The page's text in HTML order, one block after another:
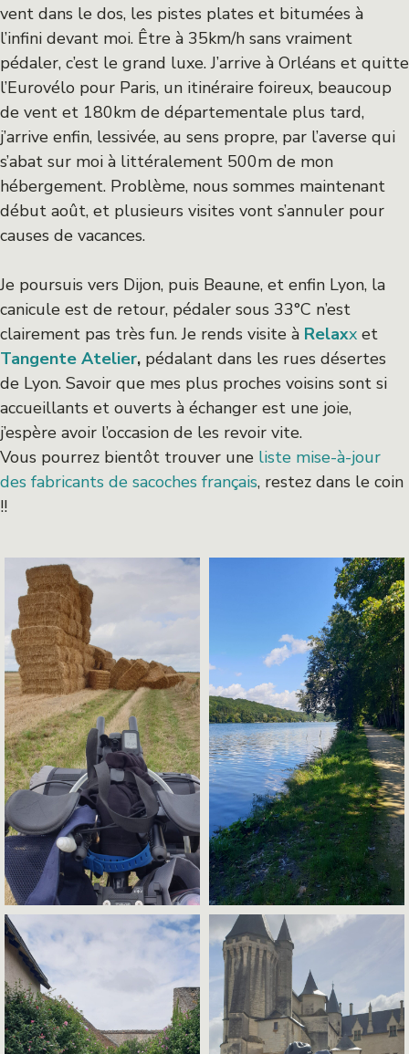
vent dans le dos, les pistes plates et bitumées à
l’infini devant moi. Être à 35km/h sans vraiment
pédaler, c’est le grand luxe. J’arrive à Orléans et quitte
l’Eurovélo pour Paris, un itinéraire foireux, beaucoup
de vent et 180km de départementale plus tard,
j’arrive enfin, lessivée, au sens propre, par l’averse qui
s’abat sur moi à littéralement 500m de mon
hébergement. Problème, nous sommes maintenant
début août, et plusieurs visites vont s’annuler pour
causes de vacances.
Je poursuis vers Dijon, puis Beaune, et enfin Lyon, la
canicule est de retour, pédaler sous 33°C n’est
clairement pas très fun. Je rends visite à Relaxx et
Tangente Atelier, pédalant dans les rues désertes
de Lyon. Savoir que mes plus proches voisins sont si
accueillants et ouverts à échanger est une joie,
j’espère avoir l’occasion de les revoir vite.
Vous pourrez bientôt trouver une liste mise-à-jour
des fabricants de sacoches français, restez dans le coin
!!